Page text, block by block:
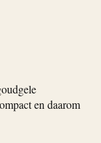
en daarom